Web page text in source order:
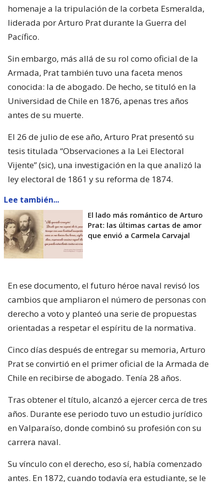
homenaje a la tripulación de la corbeta Esmeralda,
liderada por Arturo Prat durante la Guerra del
Pacífico.
Sin embargo, más allá de su rol como oficial de la
Armada, Prat también tuvo una faceta menos
conocida: la de abogado. De hecho, se tituló en la
Universidad de Chile en 1876, apenas tres años
antes de su muerte.
El 26 de julio de ese año, Arturo Prat presentó su
tesis titulada “Observaciones a la Lei Electoral
Vijente” (sic), una investigación en la que analizó la
ley electoral de 1861 y su reforma de 1874.
Lee también...
El lado más romántico de Arturo
Prat: las últimas cartas de amor
que envió a Carmela Carvajal
En ese documento, el futuro héroe naval revisó los
cambios que ampliaron el número de personas con
derecho a voto y planteó una serie de propuestas
orientadas a respetar el espíritu de la normativa.
Cinco días después de entregar su memoria, Arturo
Prat se convirtió en el primer oficial de la Armada de
Chile en recibirse de abogado. Tenía 28 años.
Tras obtener el título, alcanzó a ejercer cerca de tres
años. Durante ese periodo tuvo un estudio jurídico
en Valparaíso, donde combinó su profesión con su
carrera naval.
Su vínculo con el derecho, eso sí, había comenzado
antes. En 1872, cuando todavía era estudiante, se le